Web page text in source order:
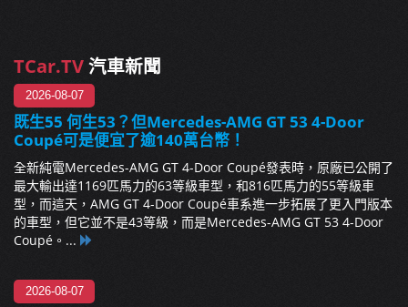
TCar.TV汽車新聞
2026-08-07
既生55 何生53？但Mercedes-AMG GT 53 4-Door
Coupé可是便宜了逾140萬台幣！
全新純電Mercedes-AMG GT 4-Door Coupé發表時，原廠已公開了
最大輸出達1169匹馬力的63等級車型，和816匹馬力的55等級車
型，而這天，AMG GT 4-Door Coupé車系進一步拓展了更入門版本
的車型，但它並不是43等級，而是Mercedes-AMG GT 53 4-Door
Coupé。...
2026-08-07